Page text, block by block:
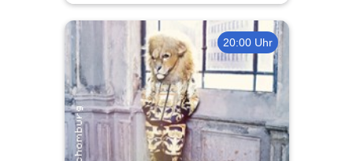
20:00 Uhr